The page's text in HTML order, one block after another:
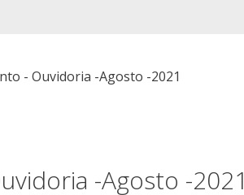
- Ouvidoria -Agosto -2021
-Agosto -2021